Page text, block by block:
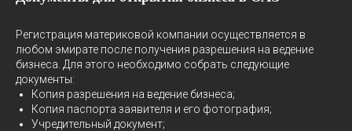
Регистрация материковой компании осуществляется в
любом эмирате после получения разрешения на ведение
бизнеса. Для этого необходимо собрать следующие
документы:
Копия разрешения на ведение бизнеса;
Копия паспорта заявителя и его фотография;
Учредительный документ;